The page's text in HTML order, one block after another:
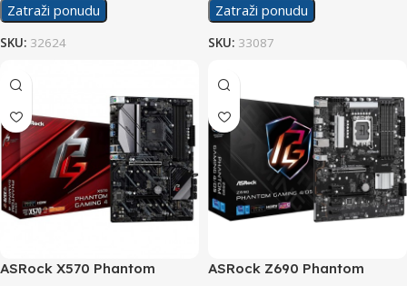
Zatraži ponudu
SKU: 32624
Zatraži ponudu
SKU: 33087
ASRock X570 Phantom
ASRock Z690 Phantom